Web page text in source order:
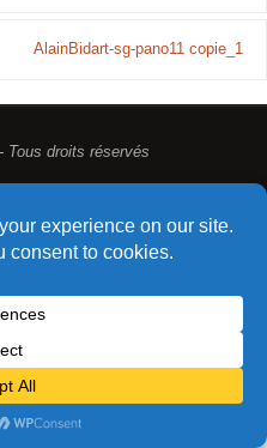
AlainBidart-sg-pano11 copie_1
Tous droits réservés